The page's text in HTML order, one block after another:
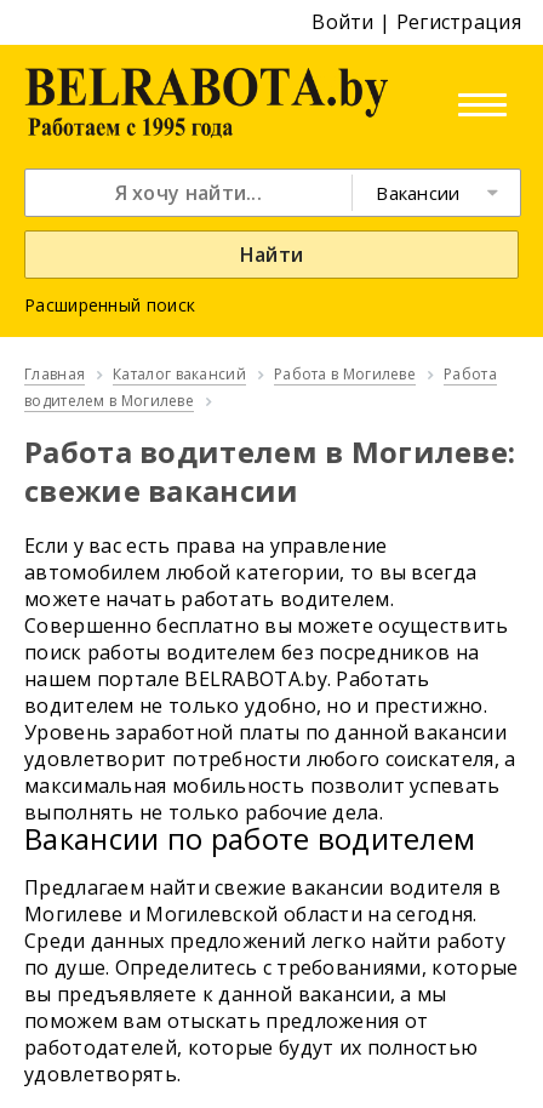
Войти | Регистрация
Вакансии
Найти
Расширенный поиск
Главная Каталог вакансий Работа в Могилеве
Работа
водителем в Могилеве
Работа водителем в Могилеве:
свежие вакансии
Если у вас есть права на управление
автомобилем любой категории, то вы всегда
можете начать работать водителем.
Совершенно бесплатно вы можете осуществить
поиск работы водителем без посредников на
нашем портале BELRABOTA.by. Работать
водителем не только удобно, но и престижно.
Уровень заработной платы по данной вакансии
удовлетворит потребности любого соискателя, а
максимальная мобильность позволит успевать
выполнять не только рабочие дела.
Вакансии по работе водителем
Предлагаем найти свежие вакансии водителя в
Могилеве и Могилевской области на сегодня.
Среди данных предложений легко найти работу
по душе. Определитесь с требованиями, которые
вы предъявляете к данной вакансии, а мы
поможем вам отыскать предложения от
работодателей, которые будут их полностью
удовлетворять.